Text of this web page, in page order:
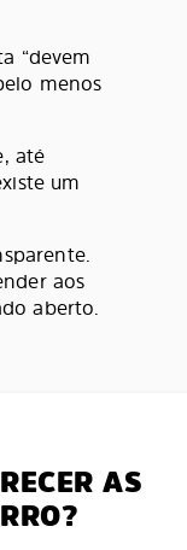
“devem
menos
até
um
aos
aberto.
AS